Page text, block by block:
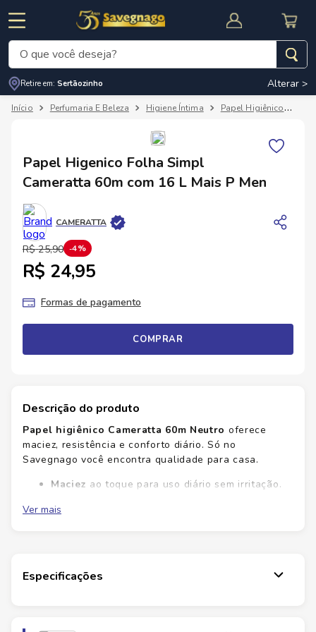
CUPOM DE DESCONTO
O que você deseja?
Retire em: Sertãozinho Alterar >
Perfumaria E Beleza Higiene Íntima Papel Higiênico
Papel Higenico Folha Simpl
Cameratta 60m com 16 L Mais P Men
CAMERATTA
R$ 25,90 4%
R$ 24,95
Formas de pagamento
COMPRAR
Descrição do produto
Papel higiênico Cameratta 60m Neutro oferece
maciez, resistência e conforto diário. Só no
Savegnago você encontra qualidade para casa.
Maciez ao toque para uso diário sem irritação.
limpeza.
Confiável e suave, Cameratta Neutro entrega
desempenho superior para toda a família. Garanta
Ver mais
Especificações
Termos mais buscados
3º
cerveja
5º arroz